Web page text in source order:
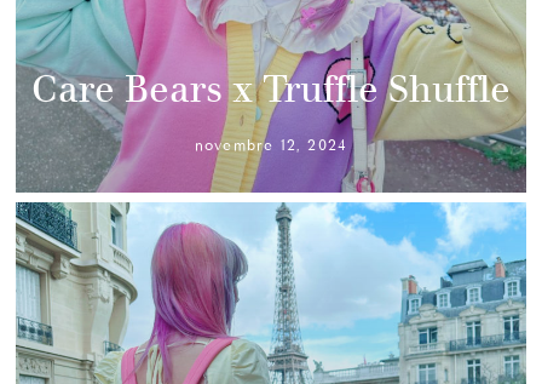
Care Bears x Truffle Shuffle
novembre 12, 2024